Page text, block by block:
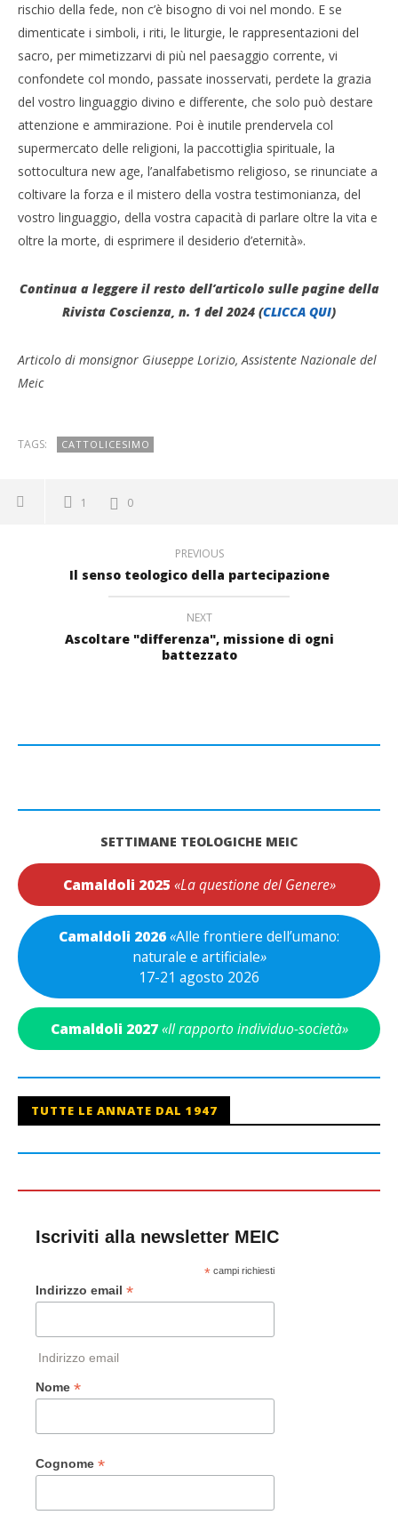
rischio della fede, non c’è bisogno di voi nel mondo. E se
dimenticate i simboli, i riti, le liturgie, le rappresentazioni del
sacro, per mimetizzarvi di più nel paesaggio corrente, vi
confondete col mondo, passate inosservati, perdete la grazia
del vostro linguaggio divino e differente, che solo può destare
attenzione e ammirazione. Poi è inutile prendervela col
supermercato delle religioni, la paccottiglia spirituale, la
sottocultura new age, l’analfabetismo religioso, se rinunciate a
coltivare la forza e il mistero della vostra testimonianza, del
vostro linguaggio, della vostra capacità di parlare oltre la vita e
oltre la morte, di esprimere il desiderio d’eternità».
Continua a leggere il resto dell’articolo sulle pagine della
Rivista Coscienza, n. 1 del 2024 (CLICCA QUI)
Articolo di monsignor Giuseppe Lorizio, Assistente Nazionale del
Meic
TAGS: CATTOLICESIMO
1 0
PREVIOUS
Il senso teologico della partecipazione
NEXT
Ascoltare "differenza", missione di ogni
battezzato
SETTIMANE TEOLOGICHE MEIC
Camaldoli 2025 «La questione del Genere»
Camaldoli 2026«Alle frontiere dell’umano:
naturale e artificiale»
17-21 agosto 2026
Camaldoli 2027 «Il rapporto individuo-società»
TUTTE LE ANNATE DAL 1947
Iscriviti alla newsletter MEIC
*campi richiesti
Indirizzo email *
Indirizzo email
Nome *
Cognome *